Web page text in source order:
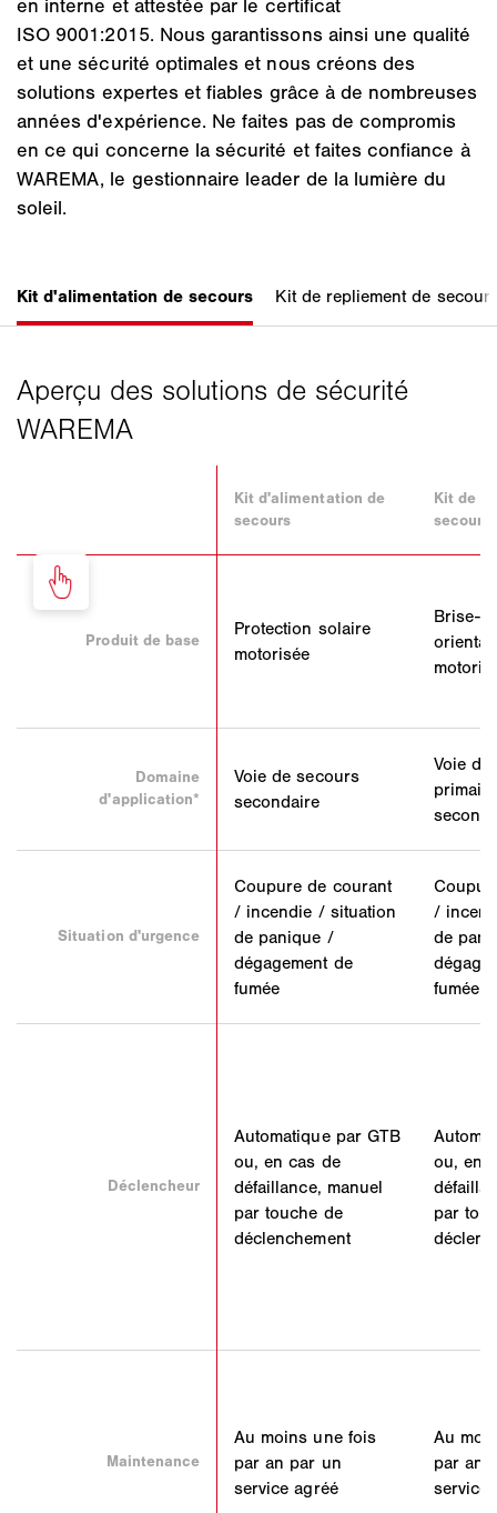
en interne et attestée par le certificat
ISO 9001:2015. Nous garantissons ainsi une qualité
et une sécurité optimales et nous créons des
solutions expertes et fiables grâce à de nombreuses
années d'expérience. Ne faites pas de compromis
en ce qui concerne la sécurité et faites confiance à
WAREMA, le gestionnaire leader de la lumière du
soleil.
Kit d'alimentation de
secours
Kit de
secours
Produit de base
Protection solaire
motorisée
Brise-
Domaine
d'application*
Voie de secours
secondaire
Voie
Situation d'urgence
Coupure de courant
/ incendie / situation
de panique /
dégagement de
fumée
/
de
fumée
Déclencheur
Automatique par GTB
ou, en cas de
défaillance, manuel
par touche de
déclenchement
ou, en
par
Maintenance
Au moins une fois
par an par un
service agréé
Au
par an
service